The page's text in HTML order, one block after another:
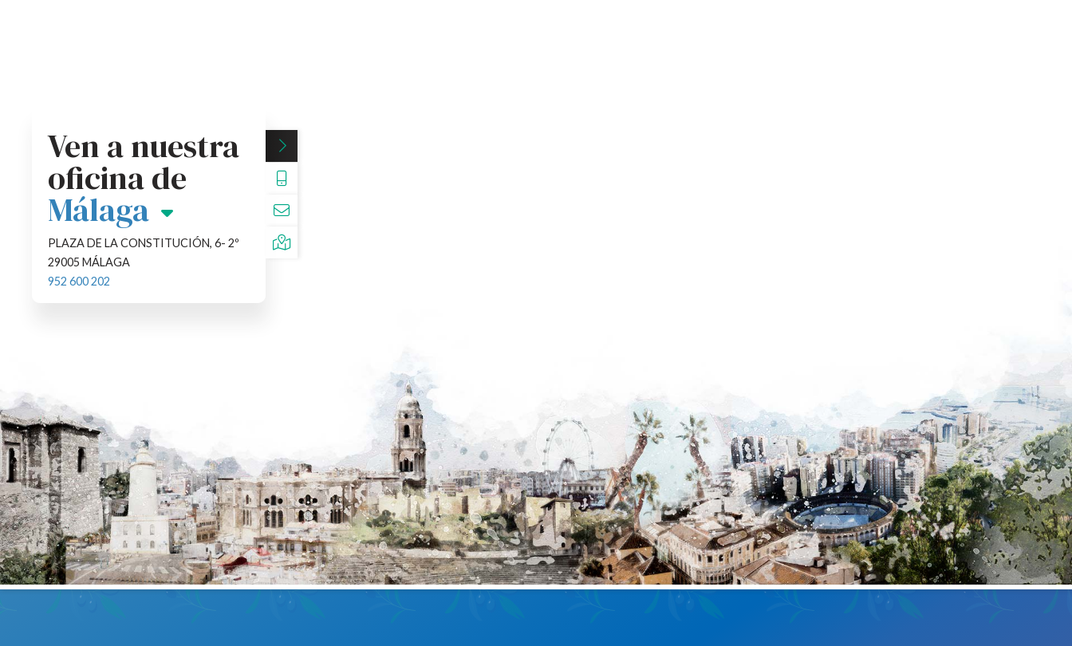
Ven a nuestra
oficina de
Sevilla
AVDA. DE LA CONSTITUCIÓN, Nº24-
3º
(PLAZA DEL CABILDO)
952600202
MALAGA@SGRGARANTIA.ES